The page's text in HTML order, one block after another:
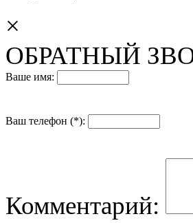
×
ОБРАТНЫЙ
Ваше имя:
Ваш телефон (*):
Комментарий: